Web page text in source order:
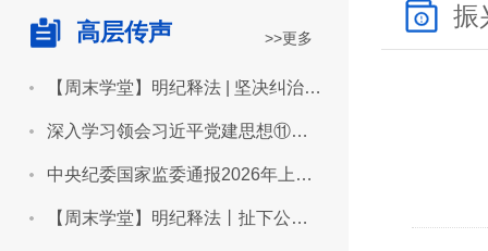
高层传声 >>更多
【周末学堂】明纪释法 | 坚决纠治“形象工程”“政绩工程”
深入学习领会习近平党建思想⑪坚持用严明的纪律管全党治全党
中央纪委国家监委通报2026年上半年全国纪检监察机关监督检查审查调查情况
【周末学堂】明纪释法丨扯下公款旅游的“隐身衣”
振